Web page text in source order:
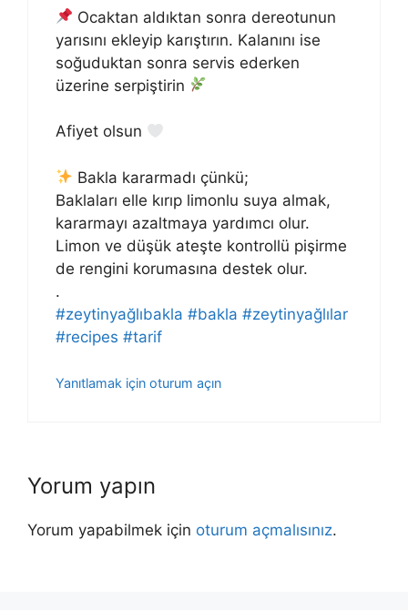
Ocaktan aldıktan sonra dereotunun
yarısını ekleyip karıştırın. Kalanını ise
soğuduktan sonra servis ederken
üzerine serpiştirin
Afiyet olsun
Bakla kararmadı çünkü;
Baklaları elle kırıp limonlu suya almak,
kararmayı azaltmaya yardımcı olur.
Limon ve düşük ateşte kontrollü pişirme
de rengini korumasına destek olur.
.
#zeytinyağlıbakla #bakla #zeytinyağlılar
#recipes #tarif
Yanıtlamak için oturum açın
Yorum yapın
Yorum yapabilmek için oturum açmalısınız.